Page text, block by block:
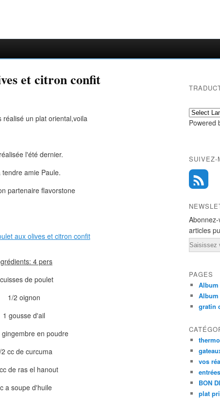
et citron confit
un plat oriental,voila
l'été dernier.
amie Paule.
partenaire flavorstone
4 pers
de poulet
1/2 oignon
1 gousse d'ail
gingembre en poudre
2 cc de curcuma
de ras el hanout
a soupe d'huile
Powered
SUIVEZ-
articles
Email
PAGES
Album
gratin
vos
entrées
BON
plat